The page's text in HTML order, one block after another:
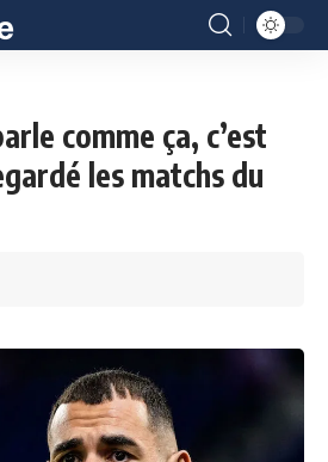
comme ça, c’est
les matchs du